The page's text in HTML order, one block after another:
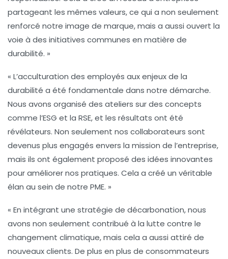
partageant les mêmes valeurs, ce qui a non seulement
renforcé notre image de marque, mais a aussi ouvert la
voie à des initiatives communes en matière de
durabilité. »
« L’acculturation des employés aux enjeux de la
durabilité a été fondamentale dans notre démarche.
Nous avons organisé des ateliers sur des concepts
comme l’ESG et la RSE, et les résultats ont été
révélateurs. Non seulement nos collaborateurs sont
devenus plus engagés envers la mission de l’entreprise,
mais ils ont également proposé des idées innovantes
pour améliorer nos pratiques. Cela a créé un véritable
élan au sein de notre PME. »
« En intégrant une stratégie de décarbonation, nous
avons non seulement contribué à la lutte contre le
changement climatique, mais cela a aussi attiré de
nouveaux clients. De plus en plus de consommateurs